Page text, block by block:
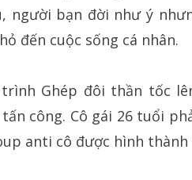
người bạn đời như ý
đến cuộc sống cá nhân.
Ghép đôi thần tốc
công. Cô gái 26 tuổi
anti cô được hình